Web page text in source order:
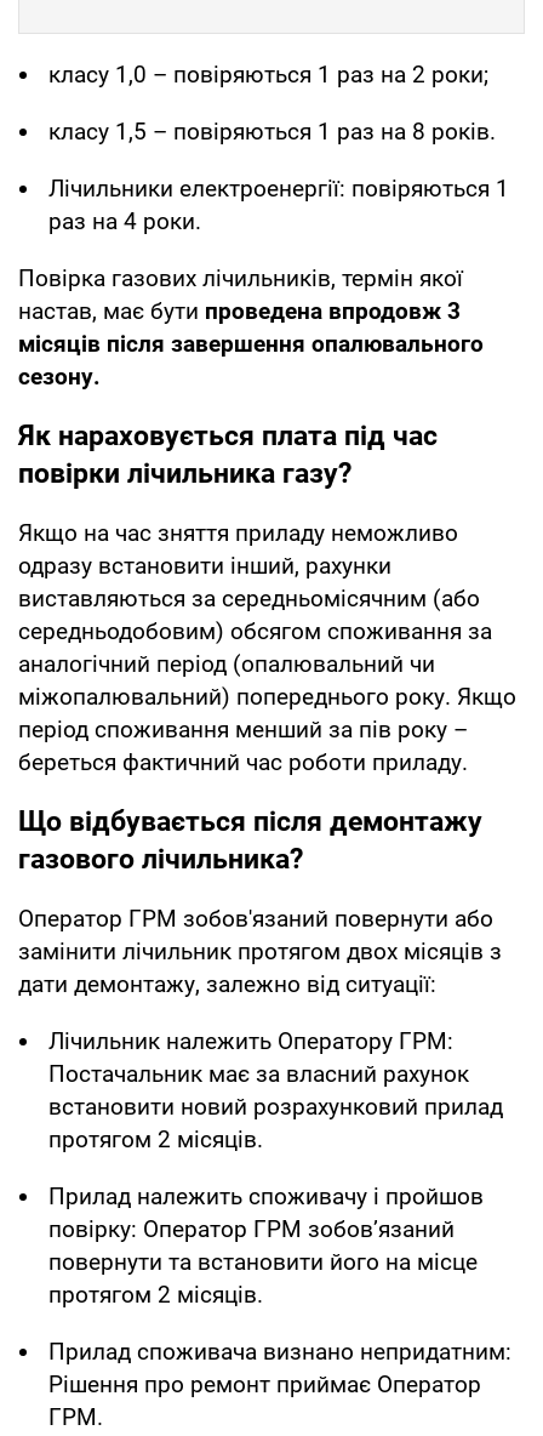
класу 1,0 – повіряються 1 раз на 2 роки;
класу 1,5 – повіряються 1 раз на 8 років.
Лічильники електроенергії: повіряються 1
раз на 4 роки.
Повірка газових лічильників, термін якої
настав, має бути проведена впродовж 3
місяців після завершення опалювального
сезону.
Як нараховується плата під час
повірки лічильника газу?
Якщо на час зняття приладу неможливо
одразу встановити інший, рахунки
виставляються за середньомісячним (або
середньодобовим) обсягом споживання за
аналогічний період (опалювальний чи
міжопалювальний) попереднього року. Якщо
період споживання менший за пів року –
береться фактичний час роботи приладу.
Що відбувається після демонтажу
газового лічильника?
Оператор ГРМ зобов'язаний повернути або
замінити лічильник протягом двох місяців з
дати демонтажу, залежно від ситуації:
Лічильник належить Оператору ГРМ:
Постачальник має за власний рахунок
встановити новий розрахунковий прилад
протягом 2 місяців.
Прилад належить споживачу і пройшов
повірку: Оператор ГРМ зобов’язаний
повернути та встановити його на місце
протягом 2 місяців.
Прилад споживача визнано непридатним:
Рішення про ремонт приймає Оператор
ГРМ.